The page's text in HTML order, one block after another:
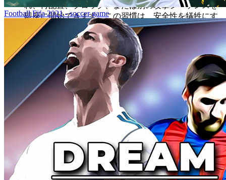
れ、再配置、ブロック、または別の攻撃シーケンスを
即座に開始できます。この習慣は、安全性を犠牲にす
ることなく、高いダメージ出力を保証します。
黄金習慣 2：スタミナミラーの原則
- 最初の回復ブレ
イクは、ゲームで最も重要なリソースゲートです。
ス
タミナミラーの原則は、自身の視覚的な疲労状態と相
対的に、対戦相手の視覚的な疲労状態を常に追跡する
ことを規定しています。よくある間違いは、対戦相手
がすでにスタミナが少ないときに、最大ダメージを狙
うことです。代わりに、これらの高疲労フェーズを使
自身の スタミナを管理し、エネルギーを節約
します。これにより、回復ブレイクが発生したとき
に、相対的な回復力が優れており、その後のラウンド
で決定的な優位性を得ることができます。
黄金習慣 3：ムーブメントによるゾーンコントロール
-
は、その動きにおいて一見単純に見えま
す。ハイレベルプレイは、対戦相手に自分よりも多く
Football Fifa 2021 - soccer game